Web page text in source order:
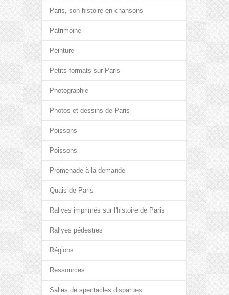
Paris, son histoire en chansons
Patrimoine
Peinture
Petits formats sur Paris
Photographie
Photos et dessins de Paris
Poissons
Poissons
Promenade à la demande
Quais de Paris
Rallyes imprimés sur l'histoire de Paris
Rallyes pédestres
Régions
Ressources
Salles de spectacles disparues